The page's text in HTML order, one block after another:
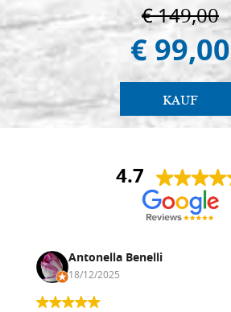
€ 149,00
€ 99,00
KAUF
4.7
Antonella Benelli
18/12/2025